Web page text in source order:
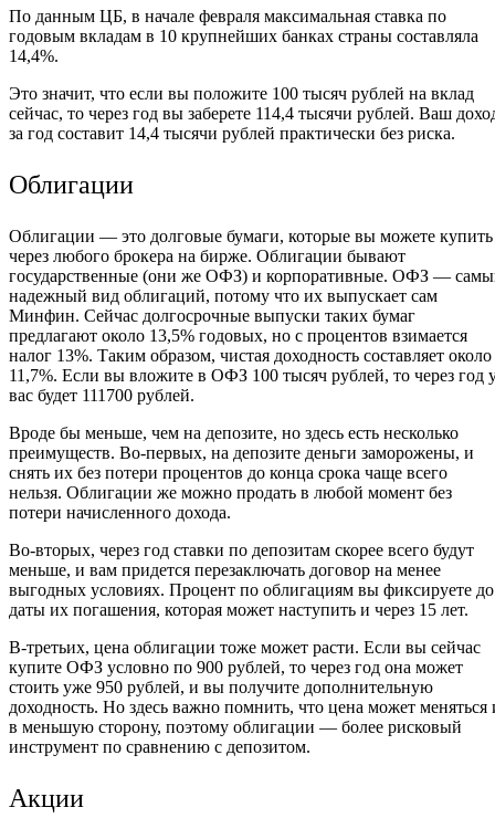
По данным ЦБ, в начале февраля максимальная ставка по
годовым вкладам в 10 крупнейших банках страны составляла
14,4%.
Это значит, что если вы положите 100 тысяч рублей на вклад
сейчас, то через год вы заберете 114,4 тысячи рублей. Ваш
за год составит 14,4 тысячи рублей практически без риска.
Облигации
Облигации — это долговые бумаги, которые вы можете купить
через любого брокера на бирже. Облигации бывают
государственные (они же ОФЗ) и корпоративные. ОФЗ —
надежный вид облигаций, потому что их выпускает сам
Минфин. Сейчас долгосрочные выпуски таких бумаг
предлагают около 13,5% годовых, но с процентов взимается
налог 13%. Таким образом, чистая доходность составляет около
11,7%. Если вы вложите в ОФЗ 100 тысяч рублей, то через год
вас будет 111700 рублей.
Вроде бы меньше, чем на депозите, но здесь есть несколько
преимуществ. Во-первых, на депозите деньги заморожены, и
снять их без потери процентов до конца срока чаще всего
нельзя. Облигации же можно продать в любой момент без
потери начисленного дохода.
Во-вторых, через год ставки по депозитам скорее всего будут
меньше, и вам придется перезаключать договор на менее
выгодных условиях. Процент по облигациям вы фиксируете до
даты их погашения, которая может наступить и через 15 лет.
В-третьих, цена облигации тоже может расти. Если вы сейчас
купите ОФЗ условно по 900 рублей, то через год она может
стоить уже 950 рублей, и вы получите дополнительную
доходность. Но здесь важно помнить, что цена может меняться
в меньшую сторону, поэтому облигации — более рисковый
инструмент по сравнению с депозитом.
Акции